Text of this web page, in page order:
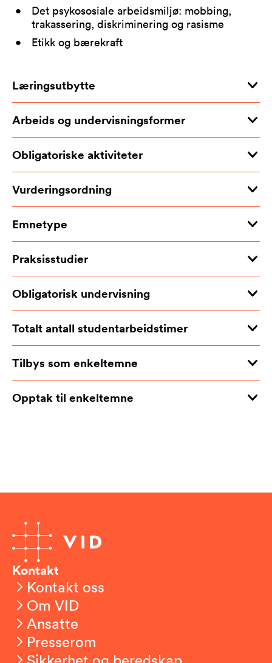
Det psykososiale arbeidsmiljø: mobbing,
trakassering, diskriminering og rasisme
Etikk og bærekraft
Læringsutbytte
Arbeids og undervisningsformer
Obligatoriske aktiviteter
Vurderingsordning
Emnetype
Praksisstudier
Obligatorisk undervisning
Totalt antall studentarbeidstimer
Tilbys som enkeltemne
Opptak til enkeltemne
Kontakt
Kontakt oss
Om VID
Ansatte
Presserom